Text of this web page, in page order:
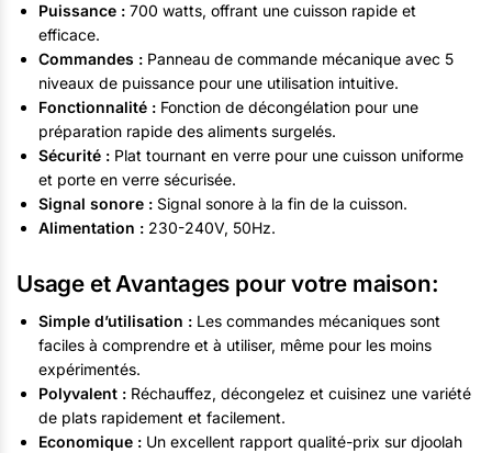
Puissance : 700 watts, offrant une cuisson rapide et
efficace.
Commandes : Panneau de commande mécanique avec 5
niveaux de puissance pour une utilisation intuitive.
Fonctionnalité : Fonction de décongélation pour une
préparation rapide des aliments surgelés.
Sécurité : Plat tournant en verre pour une cuisson uniforme
et porte en verre sécurisée.
Signal sonore : Signal sonore à la fin de la cuisson.
Alimentation : 230-240V, 50Hz.
Usage et Avantages pour votre maison:
Simple d’utilisation : Les commandes mécaniques sont
faciles à comprendre et à utiliser, même pour les moins
expérimentés.
Polyvalent : Réchauffez, décongelez et cuisinez une variété
de plats rapidement et facilement.
Economique : Un excellent rapport qualité-prix sur djoolah